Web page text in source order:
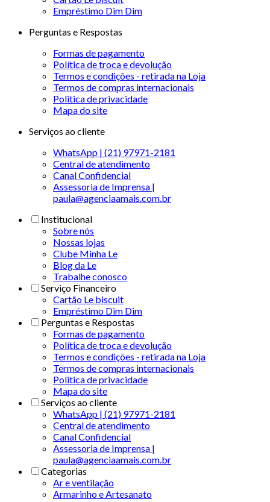
Empréstimo Dim Dim
Perguntas e Respostas
Formas de pagamento
Política de troca e devolução
Termos e condições - retirada na Loja
Termos de compras internacionais
Politica de privacidade
Mapa do site
Serviços ao cliente
WhatsApp | (21) 97971-2181
Central de atendimento
Canal Confidencial
Assessoria de Imprensa |
paula@agenciaamais.com.br
Institucional
Sobre nós
Nossas lojas
Clube Minha Le
Blog da Le
Trabalhe conosco
Serviço Financeiro
Cartão Le biscuit
Empréstimo Dim Dim
Perguntas e Respostas
Formas de pagamento
Política de troca e devolução
Termos e condições - retirada na Loja
Termos de compras internacionais
Politica de privacidade
Mapa do site
Serviços ao cliente
WhatsApp | (21) 97971-2181
Central de atendimento
Canal Confidencial
Assessoria de Imprensa |
paula@agenciaamais.com.br
Categorias
Ar e ventilação
Armarinho e Artesanato